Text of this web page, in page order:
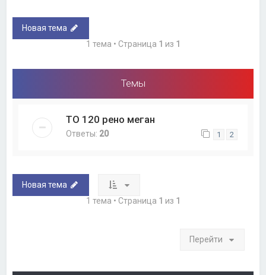
Новая тема
1 тема • Страница 1 из 1
Темы
ТО 120 рено меган
Ответы: 20 1 2
Новая тема
1 тема • Страница 1 из 1
Перейти